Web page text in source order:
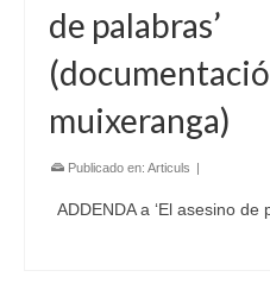
de palabras’
muixeranga)
Publicado en: Articuls |
ADDENDA a ‘El asesino de